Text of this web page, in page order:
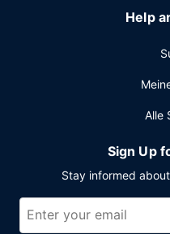
Help
Alle
Sign Up
Stay informed